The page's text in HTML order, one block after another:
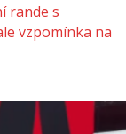
rande s
vzpomínka na